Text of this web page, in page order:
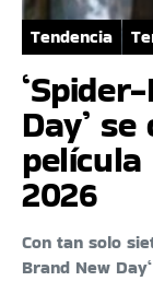
Tendencia
Day’
2026
Con tan solo
Brand New